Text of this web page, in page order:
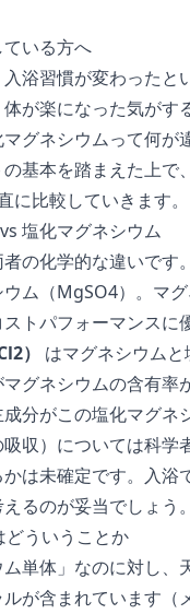
いる方へ
浴習慣が変わった
が楽になった気が
グネシウムって何が
基本を踏まえた上で
比較していきます。
塩化マグネシウム
の化学的な違いです。
ム（MgSO4）。マ
トパフォーマンスに
）
はマグネシウム
グネシウムの含有
分がこの塩化マグネ
収）については科
は未確定です。入
るのが妥当でしょう。
ういうことか
単体」なのに対し
が含まれています（